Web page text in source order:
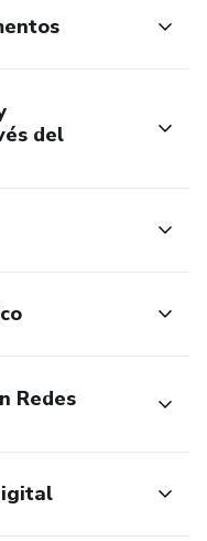
del
Redes